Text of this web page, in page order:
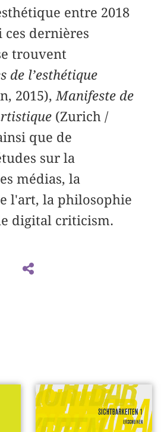
entre 2018
ces dernières
trouvent
de l’esthétique
2015), Manifeste de
(Zurich /
que de
sur la
médias, la
l'art, la philosophie
digital criticism.